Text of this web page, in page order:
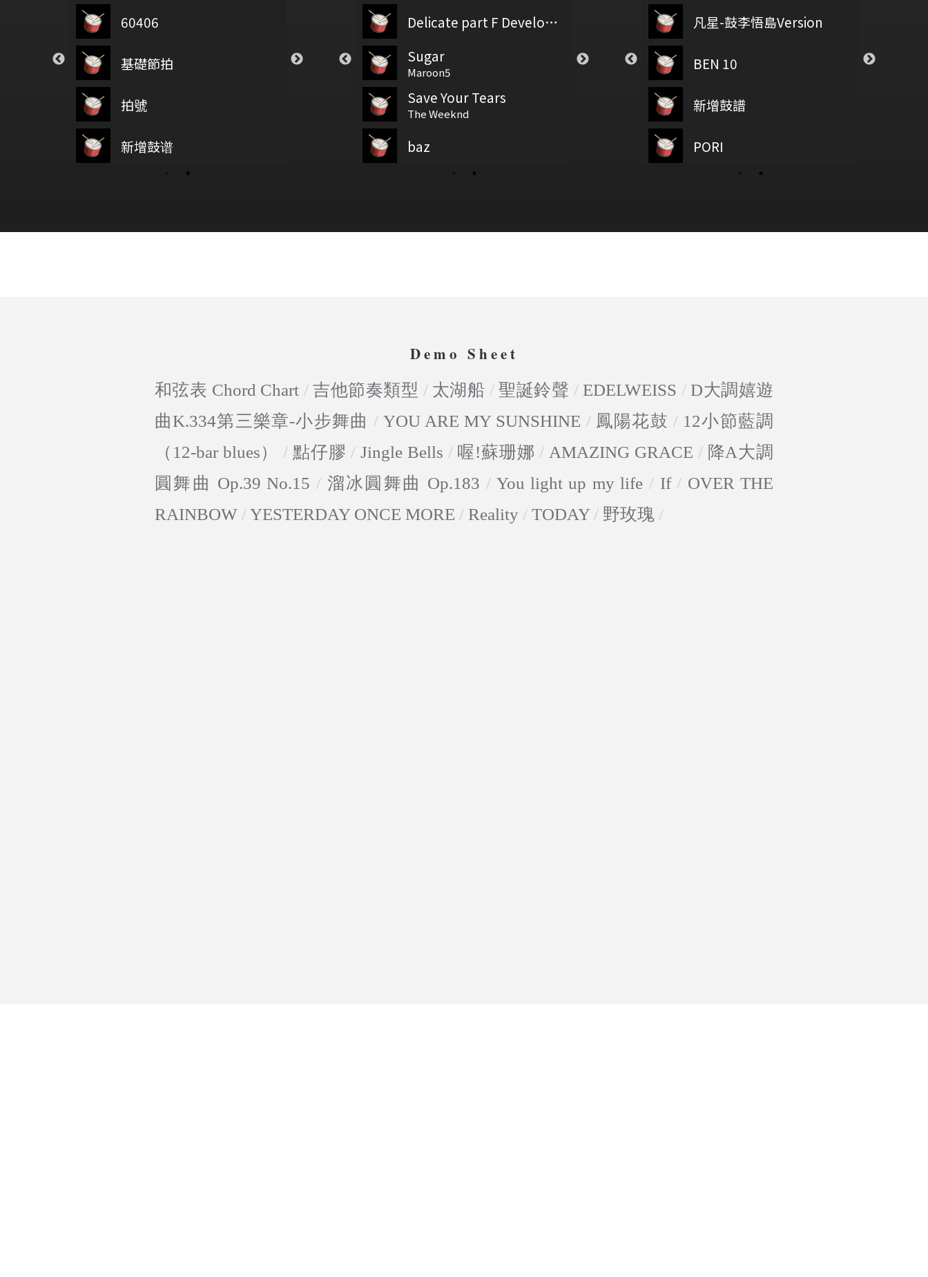
60406
基礎節拍
拍號
新增鼓谱
test
鼓基礎打點 第四類 拖曳打點 : DRAG RUDIMENTS
60406
Delicate part F Development 2
Closer
The Chainsmokers
wish you were here
Delicate part F Development 2
Sugar
Maroon5
Save Your Tears
The Weeknd
baz
給自己機會
Closer
The Chainsmokers
Novelbright
wish you were here
2084
春天有腳
凡星-鼓李悟島Version
BEN 10
新增鼓譜
PORI
Demo Sheet
和弦表 Chord Chart /吉他節奏類型 / 太湖船 /聖誕鈴聲 /EDELWEISS /D大調嬉遊
曲K.334第三樂章-小步舞曲 / YOU ARE MY SUNSHINE / 鳳陽花鼓 / 12小節藍調
（12-bar blues）
/ 點仔膠 / Jingle Bells / 喔!蘇珊娜 / AMAZING GRACE / 降A大調
圓舞曲 Op.39 No.15 / 溜冰圓舞曲 Op.183 / You light up my life / If/ OVER THE
RAINBOW /YESTERDAY ONCE MORE / Reality / TODAY/ 野玫瑰 /